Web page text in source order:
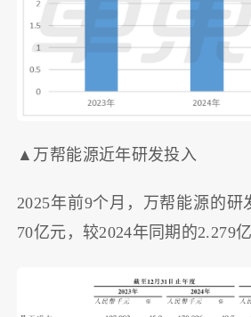
▲万帮能源近年研发投入
2025年前9个月，万帮能源的研
70亿元，较2024年同期的2.279